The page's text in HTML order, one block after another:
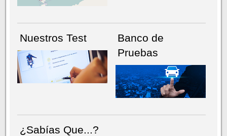
Nuestros Test
Banco de
Pruebas
¿Sabías Que...?